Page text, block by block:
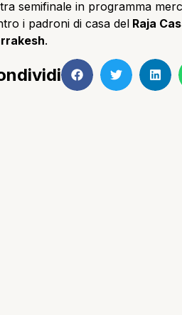
semifinale in programma
i padroni di casa del Raja
.